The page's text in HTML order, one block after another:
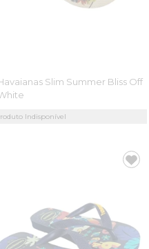
Slim Summer Bliss Off
Indisponível